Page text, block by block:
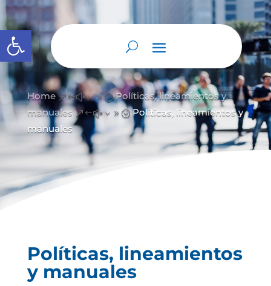
Abrir barra de herramientas
Home &#x39; Políticas, lineamientos y
manuales &#x39; Políticas, lineamientos y
manuales
Políticas, lineamientos
y manuales